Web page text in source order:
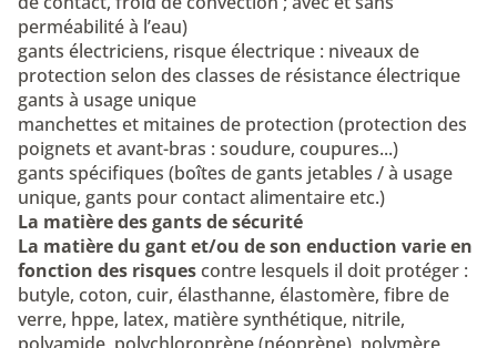
perméabilité à l’eau)
gants électriciens, risque électrique : niveaux de
protection selon des classes de résistance électrique
gants à usage unique
manchettes et mitaines de protection (protection des
poignets et avant-bras : soudure, coupures...)
gants spécifiques (boîtes de gants jetables / à usage
unique, gants pour contact alimentaire etc.)
La matière des gants de sécurité
La matière du gant et/ou de son enduction varie en
fonction des risquescontre lesquels il doit protéger :
butyle, coton, cuir, élasthanne, élastomère, fibre de
verre, hppe, latex, matière synthétique, nitrile,